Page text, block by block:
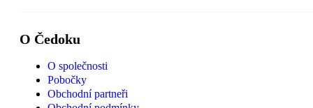
O Čedoku
O společnosti
Pobočky
Obchodní partneři